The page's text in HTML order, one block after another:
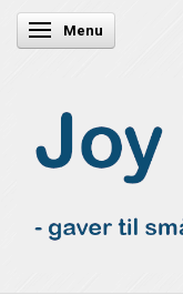
Skifte navigation
Menu